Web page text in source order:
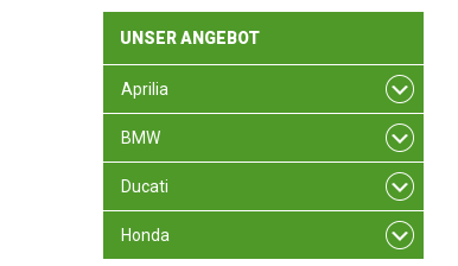
UNSERANGEBOT
Aprilia
BMW
Ducati
Honda